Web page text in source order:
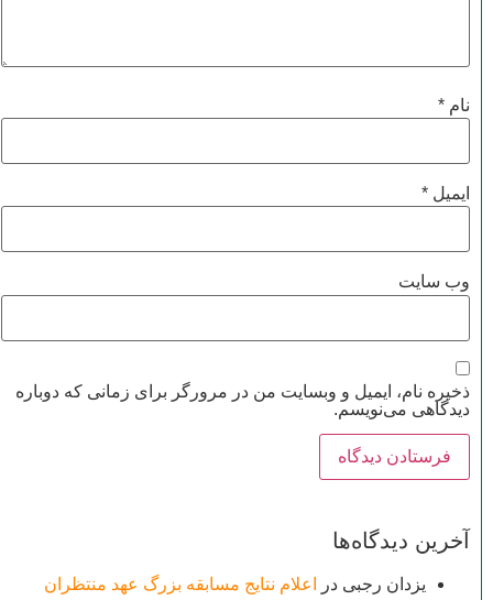
نام*
ایمیل *
وب‌ سایت
ذخیره نام، ایمیل و وبسایت من در مرورگر برای زمانی که دوباره
دیدگاهی می‌نویسم.
آخرین دیدگاه‌ها
یزدان رجبیدراعلام نتایج مسابقه بزرگ عهد منتظران